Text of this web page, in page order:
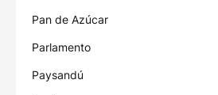
Pan de Azúcar
Parlamento
Paysandú